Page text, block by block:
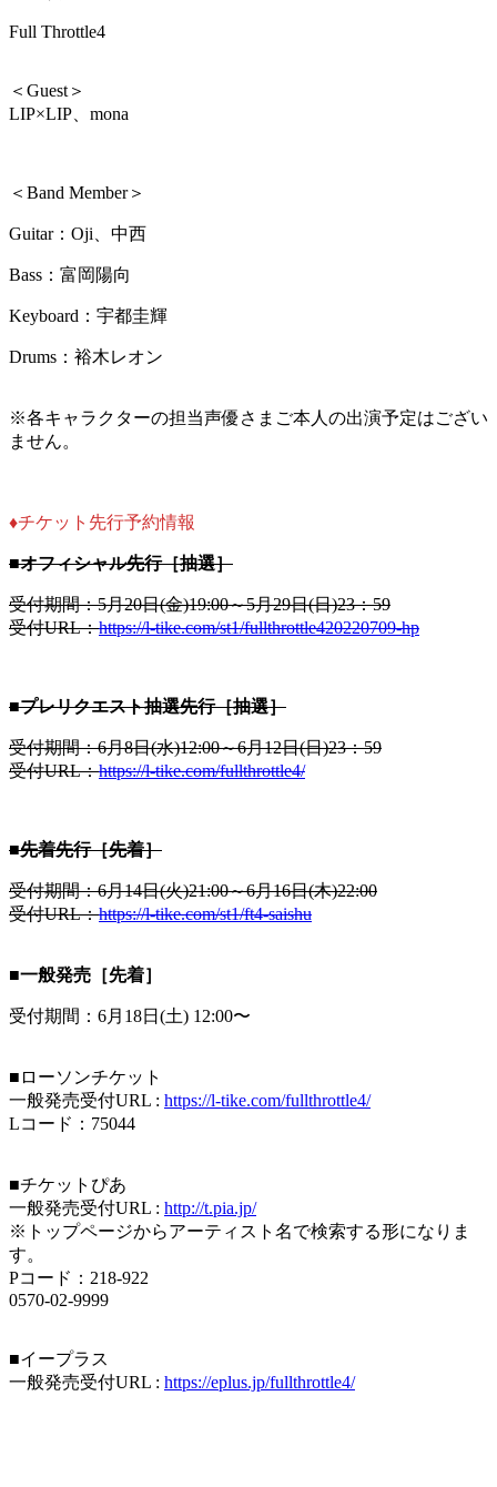
Full Throttle4
＜Guest＞
LIP×LIP、mona
＜Band Member＞
Guitar：Oji、中西
Bass：富岡陽向
Keyboard：宇都圭輝
Drums：裕木レオン
※各キャラクターの担当声優さまご本人の出演予定はござい
ません。
♦︎チケット先行予約情報
■オフィシャル先行［抽選］
受付期間：5月20日(金)19:00～5月29日(日)23：59
受付URL：https://l-tike.com/st1/fullthrottle420220709-hp
■プレリクエスト抽選先行［抽選］
受付期間：6月8日(水)12:00～6月12日(日)23：59
受付URL：https://l-tike.com/fullthrottle4/
■先着先行［先着］
受付期間：6月14日(火)21:00～6月16日(木)22:00
受付URL：https://l-tike.com/st1/ft4-saishu
■一般発売［先着］
受付期間：6月18日(土) 12:00〜
■ローソンチケット
一般発売受付URL : https://l-tike.com/fullthrottle4/
Lコード：75044
■チケットぴあ
一般発売受付URL : http://t.pia.jp/
※トップページからアーティスト名で検索する形になりま
す。
Pコード：218-922
0570-02-9999
■イープラス
一般発売受付URL : https://eplus.jp/fullthrottle4/